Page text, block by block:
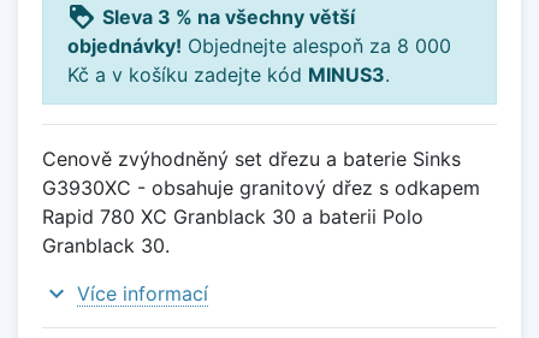
loyalty Sleva 3 % na všechny větší
objednávky! Objednejte alespoň za 8 000
Kč a v košíku zadejte kód MINUS3.
Cenově zvýhodněný set dřezu a baterie Sinks
G3930XC - obsahuje granitový dřez s odkapem
Rapid 780 XC Granblack 30 a baterii Polo
Granblack 30.
expand_more Více informací